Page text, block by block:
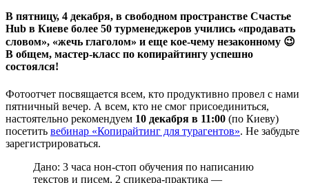
В пятницу, 4 декабря, в свободном пространстве Счастье
Hub в Киеве более 50 турменеджеров учились «продавать
словом», «жечь глаголом» и еще кое-чему незаконному 😉
В общем, мастер-класс по копирайтингу успешно
состоялся!
Фотоотчет посвящается всем, кто продуктивно провел с нами
пятничный вечер. А всем, кто не смог присоединиться,
настоятельно рекомендуем 10 декабря в 11:00 (по Киеву)
посетить вебинар «Копирайтинг для турагентов». Не забудьте
зарегистрироваться.
Дано: 3 часа нон-стоп обучения по написанию
текстов и писем, 2 спикера-практика —